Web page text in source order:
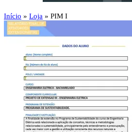
Início » Loja » PIM I